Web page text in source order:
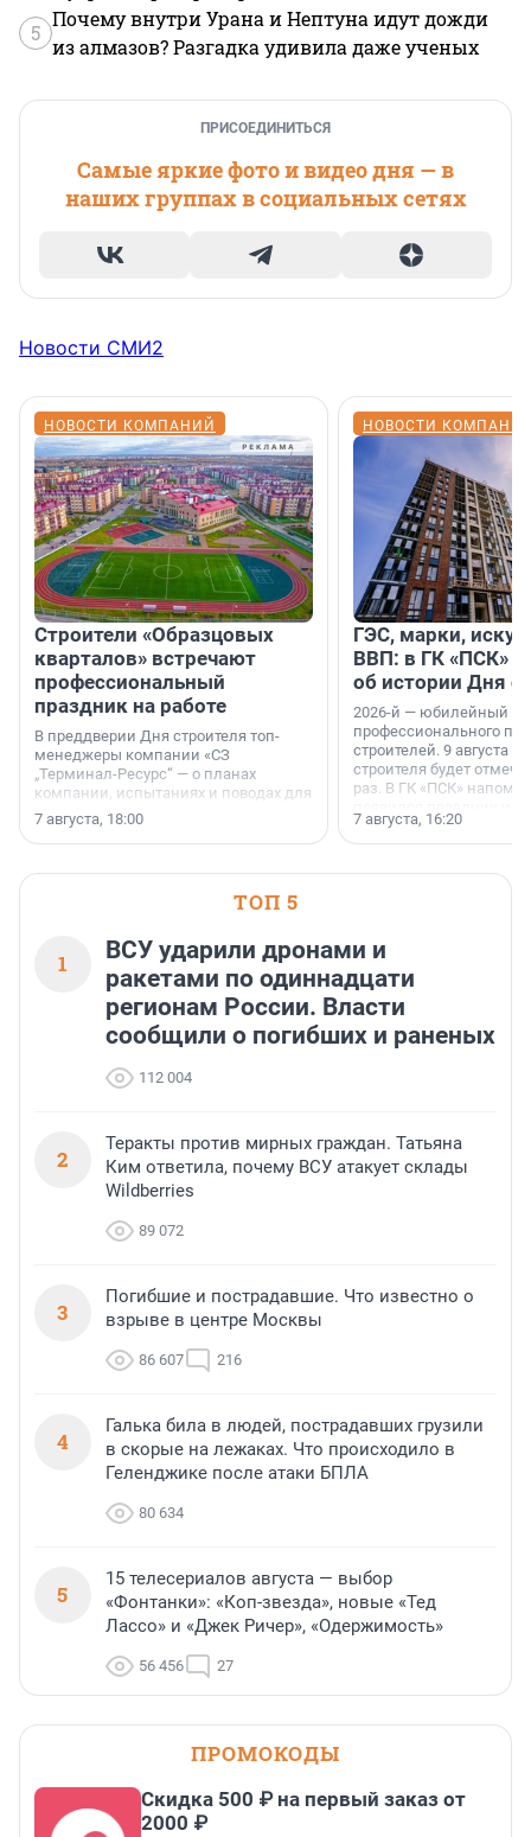
5
Почему внутри Урана и Нептуна идут дожди
из алмазов? Разгадка удивила даже ученых
ПРИСОЕДИНИТЬСЯ
Самые яркие фото и видео дня — в
наших группах в социальных сетях
Новости СМИ2
НОВОСТИ КОМПАНИЙ
Строители «Образцовых
кварталов» встречают
профессиональный
праздник на работе
В преддверии Дня строителя топ-
менеджеры компании «СЗ
„Терминал-Ресурс“ — о планах
компании, испытаниях и поводах для
осторожного оптимизма.
7 августа, 18:00
НОВОСТИ
ГЭС, марки,
ВВП: в ГК «ПСК»
об истории Дня
2026-й — юбилейный
профессионального
строителей. 9 августа
строителя будет
раз. В ГК «ПСК»
поменялась роль
7 августа, 16:20
ТОП 5
1
ВСУ ударили дронами и
ракетами по одиннадцати
регионам России. Власти
сообщили о погибших и раненых
112 004
2
Теракты против мирных граждан. Татьяна
Ким ответила, почему ВСУ атакует склады
Wildberries
89 072
3
Погибшие и пострадавшие. Что известно о
взрыве в центре Москвы
86 607 216
4
Галька била в людей, пострадавших грузили
в скорые на лежаках. Что происходило в
Геленджике после атаки БПЛА
80 634
5
15 телесериалов августа — выбор
«Фонтанки»: «Коп-звезда», новые «Тед
Лассо» и «Джек Ричер», «Одержимость»
56 456 27
ПРОМОКОДЫ
Скидка 500 ₽ на первый заказ от
2000 ₽